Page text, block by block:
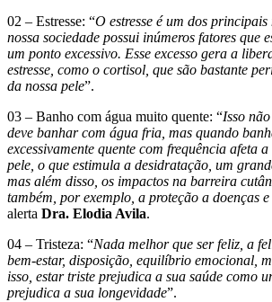
02 – Estresse: “O estresse é um dos
nossa sociedade possui inúmeros fatores que
um ponto excessivo. Esse excesso gera a
estresse, como o cortisol, que são bastante
da nossa pele”.
03 – Banho com água muito quente: “Isso
deve banhar com água fria, mas quando
excessivamente quente com frequência afeta
pele, o que estimula a desidratação, um
mas além disso, os impactos na barreira
também, por exemplo, a proteção a doenças
alerta Dra. Elodia Avila.
04 – Tristeza: “Nada melhor que ser feliz, a
bem-estar, disposição, equilíbrio emocional,
isso, estar triste prejudica a sua saúde como
prejudica a sua longevidade”.